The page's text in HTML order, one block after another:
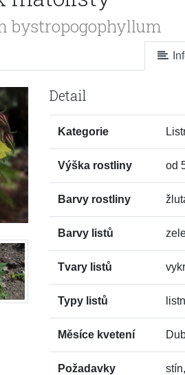
bystropogophyllum
Detail
Kategorie
Výška rostliny od
Barvy rostliny
Barvy listů
Tvary listů
Typy listů
Měsíce kvetení
Požadavky